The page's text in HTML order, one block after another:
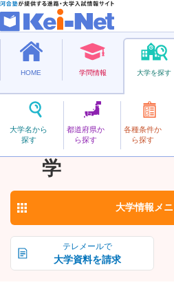
HOME 学問情報 大学を探す
大学名から
探す
都道府県か
ら探す
各種条件か
ら探す
私立
にっぽんせきじゅうじひろしまか
日本赤十字広
学
テレメールで
大学資料を請求
大学情報 メ